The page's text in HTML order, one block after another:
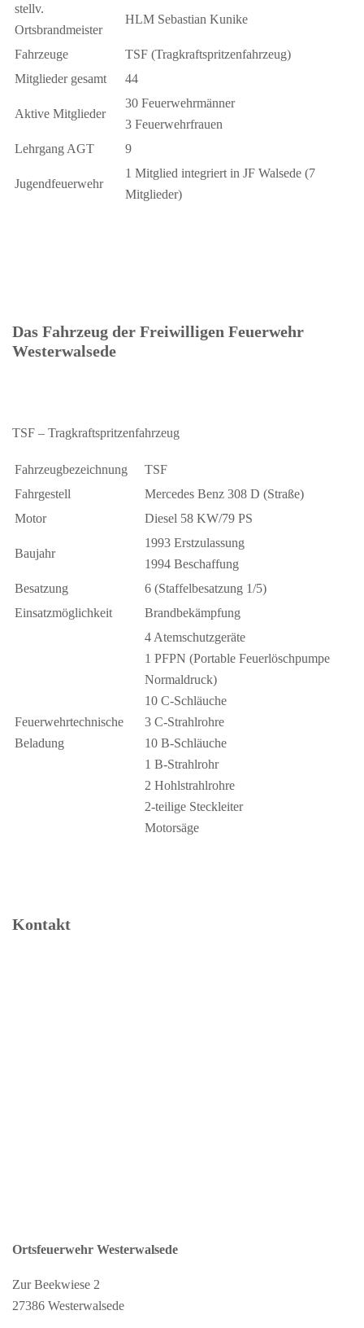
stellv.
Ortsbrandmeister
HLM Sebastian Kunike
Fahrzeuge
TSF (Tragkraftspritzenfahrzeug)
Mitglieder gesamt
44
Aktive Mitglieder
30 Feuerwehrmänner
3 Feuerwehrfrauen
Lehrgang AGT
9
Jugendfeuerwehr
1 Mitglied integriert in JF Walsede (7
Mitglieder)
Das Fahrzeug der Freiwilligen Feuerwehr
Westerwalsede
TSF – Tragkraftspritzenfahrzeug
Fahrzeugbezeichnung
TSF
Fahrgestell
Mercedes Benz 308 D (Straße)
Motor
Diesel 58 KW/79 PS
Baujahr
1993 Erstzulassung
1994 Beschaffung
Besatzung
6 (Staffelbesatzung 1/5)
Einsatzmöglichkeit
Brandbekämpfung
Feuerwehrtechnische
Beladung
4 Atemschutzgeräte
1 PFPN (Portable Feuerlöschpumpe
Normaldruck)
10 C-Schläuche
3 C-Strahlrohre
10 B-Schläuche
1 B-Strahlrohr
2 Hohlstrahlrohre
2-teilige Steckleiter
Motorsäge
Kontakt
Ortsfeuerwehr Westerwalsede
Zur Beekwiese 2
27386 Westerwalsede